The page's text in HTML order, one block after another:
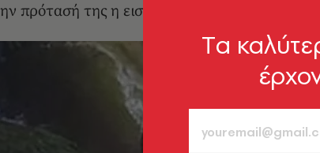
πρότασή της η εισαγγελέας
Tα